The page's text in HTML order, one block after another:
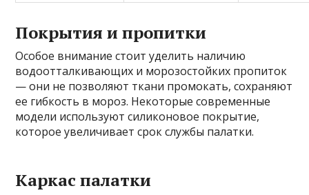
Покрытия и пропитки
Особое внимание стоит уделить наличию
водоотталкивающих и морозостойких пропиток
— они не позволяют ткани промокать, сохраняют
ее гибкость в мороз. Некоторые современные
модели используют силиконовое покрытие,
которое увеличивает срок службы палатки.
Каркас палатки